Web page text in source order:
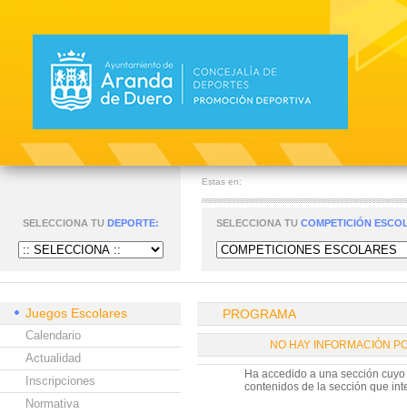
Estas en:
SELECCIONA TU DEPORTE: SELECCIONA TU COMPETICIÓN
Juegos Escolares
Calendario
Actualidad
Inscripciones
Normativa
PROGRAMA
NO HAY INFORMACIÓN
Ha accedido a una sección
contenidos de la sección que